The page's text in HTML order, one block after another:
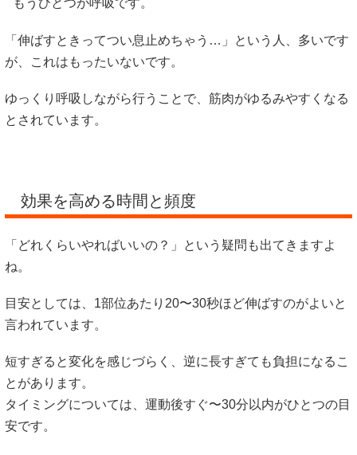
もうひとつが呼吸です。
「伸ばすときってつい息止めちゃう…」という人、多いです
が、これはもったいないです。
ゆっくり呼吸しながら行うことで、筋肉がゆるみやすくなる
とされています。
効果を高める時間と頻度
「どれくらいやればいいの？」という疑問も出てきますよ
ね。
目安としては、1部位あたり20〜30秒ほど伸ばすのがよいと
言われています。
短すぎると変化を感じづらく、逆に長すぎても負担になるこ
とがあります。
タイミングについては、運動後すぐ〜30分以内がひとつの目
安です。